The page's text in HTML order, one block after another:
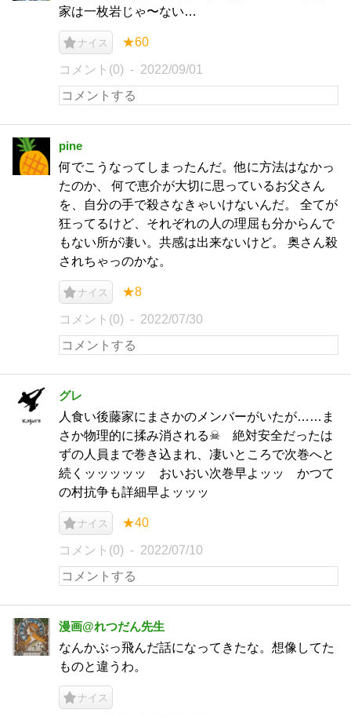
家は一枚岩じゃ〜ない…
ナイス ★60
コメント(0) 2022/09/01
pine
何でこうなってしまったんだ。他に方法はなかっ
たのか、 何で恵介が大切に思っているお父さん
を、自分の手で殺さなきゃいけないんだ。 全てが
狂ってるけど、それぞれの人の理屈も分からんで
もない所が凄い。共感は出来ないけど。 奥さん殺
されちゃっのかな。
ナイス ★8
コメント(0) 2022/07/30
グレ
人食い後藤家にまさかのメンバーがいたが……ま
さか物理的に揉み消される☠ 絶対安全だったは
ずの人員まで巻き込まれ、凄いところで次巻へと
続くッッッッッ おいおい次巻早よッッ かつて
の村抗争も詳細早よッッッ
ナイス ★40
コメント(0) 2022/07/10
漫画@れつだん先生
なんかぶっ飛んだ話になってきたな。想像してた
ものと違うわ。
ナイス